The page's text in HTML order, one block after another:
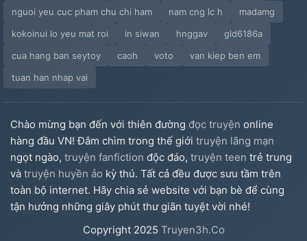
nguoi yeu cuc pham chu chi ham
nam cng lc h
madamg
kokoinui lo yeu mat roi
in siwan hnggav
gld6186a
cua hang ban seytoy
caoh voto
van kiep ben em
tuan han nhap vai
Chào mừng bạn đến với thiên đường đọc truyện online
hàng đầu VN! Đắm chìm trong thế giới truyện lãng mạn
ngọt ngào, truyện fanfiction độc đáo, truyện teen trẻ trung
và truyện huyền ảo kỳ thú. Tất cả đều được sưu tầm trên
toàn bộ internet. Hãy chia sẻ website với bạn bè để cùng
tận hưởng những giây phút thư giãn tuyệt vời nhé!
Copyright 2025 Truyen3h.Co